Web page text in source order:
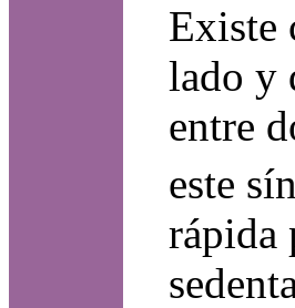
Existe
lado y
entre
este
rápida